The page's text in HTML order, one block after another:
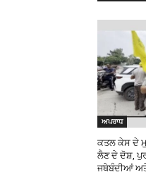
ਅਪਰਾਧ
ਕਤਲ ਕੇਸ ਦੇ
ਲੈਣ ਦੇ ਦੋਸ਼,
ਜਥੇਬੰਦੀਆਂ